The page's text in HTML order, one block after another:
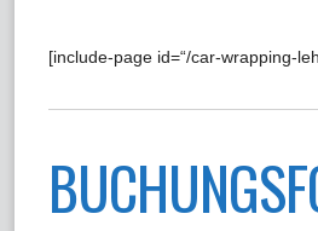
[include-page id=“/car-wrapping-